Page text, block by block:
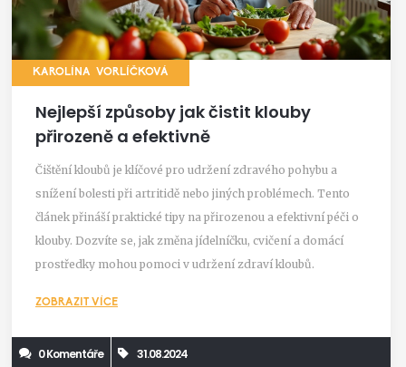
KAROLÍNA VORLÍČKOVÁ
Nejlepší způsoby jak čistit klouby
přirozeně a efektivně
Čištění kloubů je klíčové pro udržení zdravého pohybu a
snížení bolesti při artritidě nebo jiných problémech. Tento
článek přináší praktické tipy na přirozenou a efektivní péči o
klouby. Dozvíte se, jak změna jídelníčku, cvičení a domácí
prostředky mohou pomoci v udržení zdraví kloubů.
ZOBRAZIT VÍCE
0 Komentáře 31.08.2024